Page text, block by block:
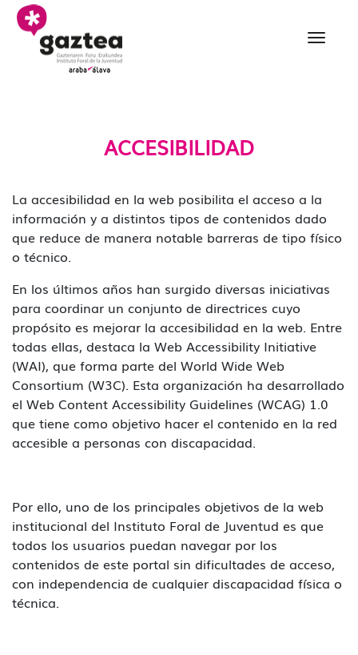
Saltar al contenido principal
ACCESIBILIDAD
La accesibilidad en la web posibilita el acceso a la
información y a distintos tipos de contenidos dado
que reduce de manera notable barreras de tipo físico
o técnico.
En los últimos años han surgido diversas iniciativas
para coordinar un conjunto de directrices cuyo
propósito es mejorar la accesibilidad en la web. Entre
todas ellas, destaca la Web Accessibility Initiative
(WAI), que forma parte del World Wide Web
Consortium (W3C). Esta organización ha desarrollado
el Web Content Accessibility Guidelines (WCAG) 1.0
que tiene como objetivo hacer el contenido en la red
accesible a personas con discapacidad.
Por ello, uno de los principales objetivos de la web
institucional del Instituto Foral de Juventud es que
todos los usuarios puedan navegar por los
contenidos de este portal sin dificultades de acceso,
con independencia de cualquier discapacidad física o
técnica.